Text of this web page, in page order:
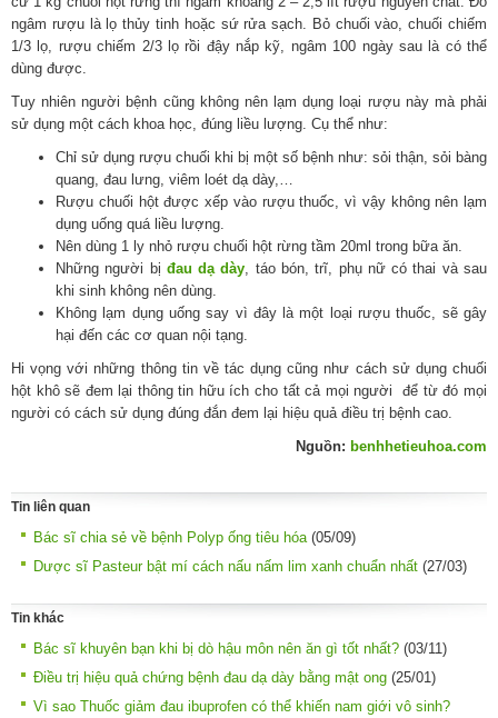
ngâm rượu là lọ thủy tinh hoặc sứ rửa sạch. Bỏ chuối vào, chuối chiếm
1/3 lọ, rượu chiếm 2/3 lọ rồi đậy nắp kỹ, ngâm 100 ngày sau là có thể
dùng được.
Tuy nhiên người bệnh cũng không nên lạm dụng loại rượu này mà phải
sử dụng một cách khoa học, đúng liều lượng. Cụ thể như:
Chỉ sử dụng rượu chuối khi bị một số bệnh như: sỏi thận, sỏi bàng
quang, đau lưng, viêm loét dạ dày,…
Rượu chuối hột được xếp vào rượu thuốc, vì vậy không nên lạm
dụng uống quá liều lượng.
Nên dùng 1 ly nhỏ rượu chuối hột rừng tầm 20ml trong bữa ăn.
Những người bị đau dạ dày, táo bón, trĩ, phụ nữ có thai và sau
khi sinh không nên dùng.
Không lạm dụng uống say vì đây là một loại rượu thuốc, sẽ gây
hại đến các cơ quan nội tạng.
Hi vọng với những thông tin về tác dụng cũng như cách sử dụng chuối
hột khô sẽ đem lại thông tin hữu ích cho tất cả mọi người để từ đó mọi
người có cách sử dụng đúng đắn đem lại hiệu quả điều trị bệnh cao.
Nguồn: benhhetieuhoa.com
Tin liên quan
Bác sĩ chia sẻ về bệnh Polyp ống tiêu hóa (05/09)
Dược sĩ Pasteur bật mí cách nấu nấm lim xanh chuẩn nhất (27/03)
Tin khác
Bác sĩ khuyên bạn khi bị dò hậu môn nên ăn gì tốt nhất? (03/11)
Điều trị hiệu quả chứng bệnh đau dạ dày bằng mật ong (25/01)
Vì sao Thuốc giảm đau ibuprofen có thể khiến nam giới vô sinh?